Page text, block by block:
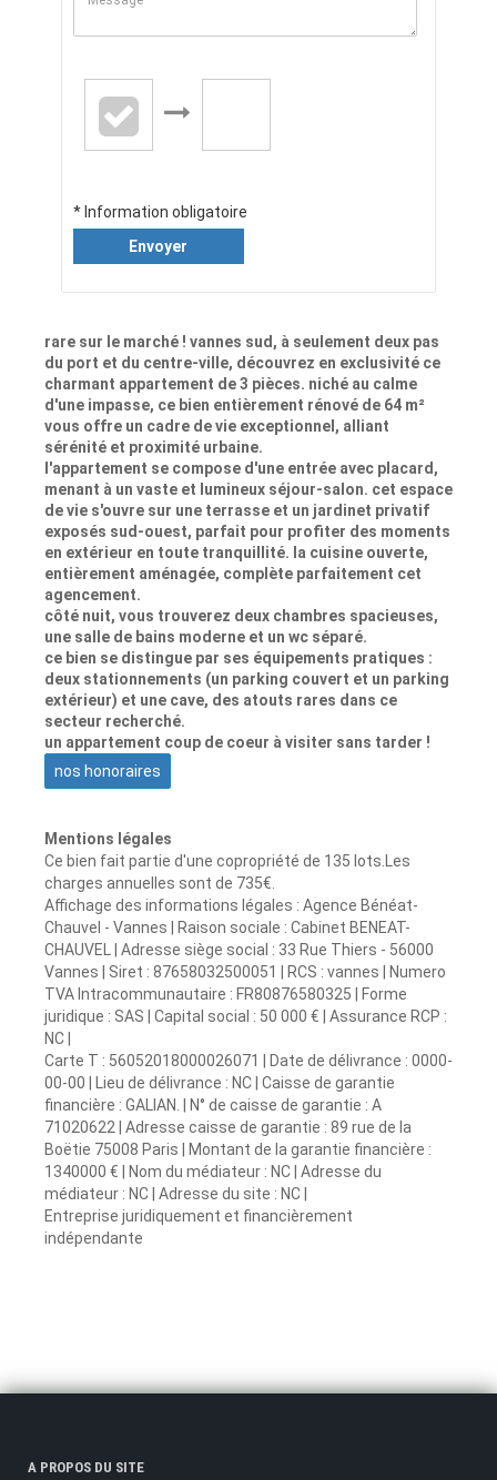
* Information obligatoire
Envoyer
rare sur le marché ! vannes sud, à seulement deux pas
du port et du centre-ville, découvrez en exclusivité ce
charmant appartement de 3 pièces. niché au calme
d'une impasse, ce bien entièrement rénové de 64 m²
vous offre un cadre de vie exceptionnel, alliant
sérénité et proximité urbaine.
l'appartement se compose d'une entrée avec placard,
menant à un vaste et lumineux séjour-salon. cet espace
de vie s'ouvre sur une terrasse et un jardinet privatif
exposés sud-ouest, parfait pour profiter des moments
en extérieur en toute tranquillité. la cuisine ouverte,
entièrement aménagée, complète parfaitement cet
agencement.
côté nuit, vous trouverez deux chambres spacieuses,
une salle de bains moderne et un wc séparé.
ce bien se distingue par ses équipements pratiques :
deux stationnements (un parking couvert et un parking
extérieur) et une cave, des atouts rares dans ce
secteur recherché.
un appartement coup de coeur à visiter sans tarder !
nos honoraires
Mentions légales
Ce bien fait partie d'une copropriété de 135 lots.Les
charges annuelles sont de 735€.
Affichage des informations légales : Agence Bénéat-
Chauvel - Vannes | Raison sociale : Cabinet BENEAT-
CHAUVEL | Adresse siège social : 33 Rue Thiers - 56000
Vannes | Siret : 87658032500051 | RCS : vannes | Numero
TVA Intracommunautaire : FR80876580325 | Forme
juridique : SAS | Capital social : 50 000 € | Assurance RCP :
NC |
Carte T : 56052018000026071 | Date de délivrance : 0000-
00-00 | Lieu de délivrance : NC | Caisse de garantie
financière : GALIAN. | N° de caisse de garantie : A
71020622 | Adresse caisse de garantie : 89 rue de la
Boëtie 75008 Paris | Montant de la garantie financière :
1340000 € | Nom du médiateur : NC | Adresse du
médiateur : NC | Adresse du site : NC |
Entreprise juridiquement et financièrement
indépendante
A PROPOS DU SITE